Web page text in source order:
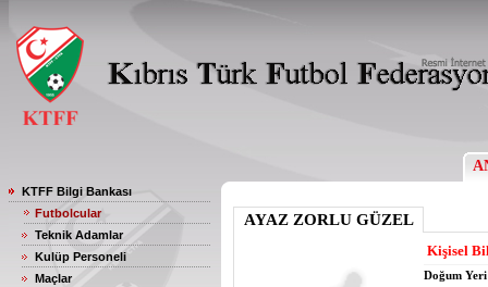
KTFF Bilgi Bankası
Futbolcular
Teknik Adamlar
Kulüp Personeli
Maçlar
AYAZ ZORLU GÜZEL
Kişisel
Doğum Yeri